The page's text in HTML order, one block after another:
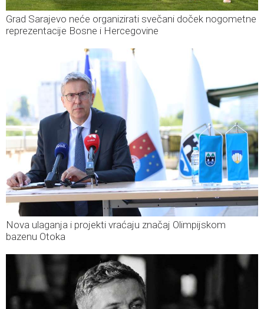
Grad Sarajevo neće organizirati svečani doček nogometne
reprezentacije Bosne i Hercegovine
Nova ulaganja i projekti vraćaju značaj Olimpijskom
bazenu Otoka